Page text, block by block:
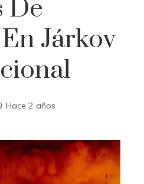
De
Járkov
Hace 2 años